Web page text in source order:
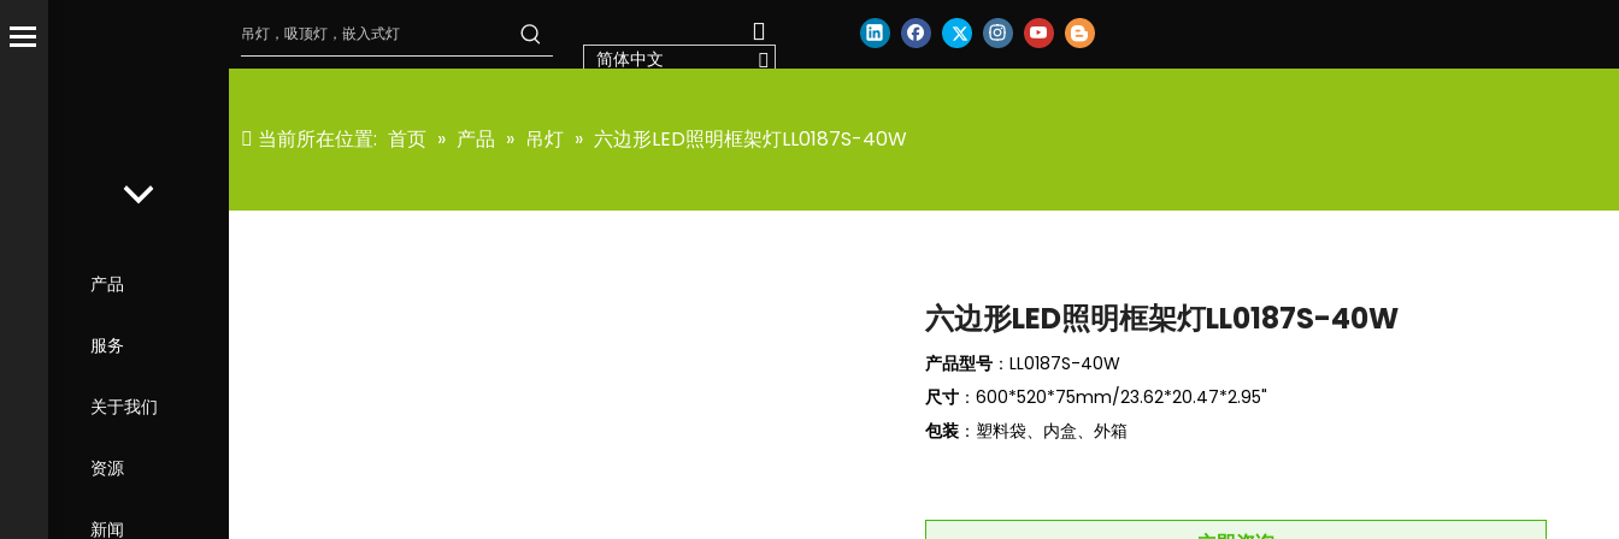
简体中文
产品
服务
关于我们
资源
新闻
当前所在位置: 首页 » 产品 » 吊灯 » 六边形LED照明框架灯LL0187S-40W
六边形LED照明框架灯LL0187S-40W
产品型号：LL0187S-40W
尺寸：600*520*75mm/23.62*20.47*2.95"
包装：塑料袋、内盒、外箱